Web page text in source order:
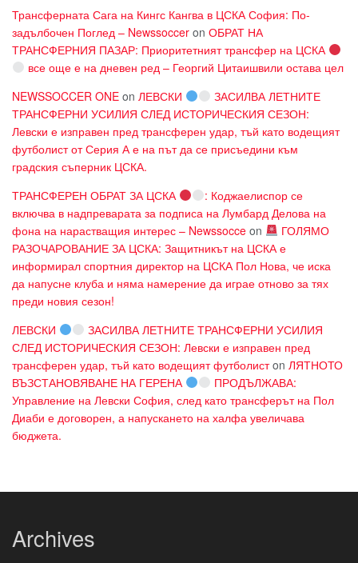
Трансферната Сага на Кингс Кангва в ЦСКА София: По-
задълбочен Поглед – Newssoccer on ОБРАТ НА
ТРАНСФЕРНИЯ ПАЗАР: Приоритетният трансфер на ЦСКА
все още е на дневен ред – Георгий Цитаишвили остава цел
NEWSSOCCER ONE on ЛЕВСКИ
ЗАСИЛВА ЛЕТНИТЕ
ТРАНСФЕРНИ УСИЛИЯ СЛЕД ИСТОРИЧЕСКИЯ СЕЗОН:
Левски е изправен пред трансферен удар, тъй като водещият
футболист от Серия А е на път да се присъедини към
градския съперник ЦСКА.
ТРАНСФЕРЕН ОБРАТ ЗА ЦСКА
: Коджаелиспор се
включва в надпреварата за подписа на Лумбард Делова на
фона на нарастващия интерес – Newssocce on
ГОЛЯМО
РАЗОЧАРОВАНИЕ ЗА ЦСКА: Защитникът на ЦСКА е
информирал спортния директор на ЦСКА Пол Нова, че иска
да напусне клуба и няма намерение да играе отново за тях
преди новия сезон!
ЛЕВСКИ
ЗАСИЛВА ЛЕТНИТЕ ТРАНСФЕРНИ УСИЛИЯ
СЛЕД ИСТОРИЧЕСКИЯ СЕЗОН: Левски е изправен пред
трансферен удар, тъй като водещият футболистon ЛЯТНОТО
ВЪЗСТАНОВЯВАНЕ НА ГЕРЕНА
ПРОДЪЛЖАВА:
Управление на Левски София, след като трансферът на Пол
Диаби е договорен, а напускането на халфа увеличава
бюджета.
Archives